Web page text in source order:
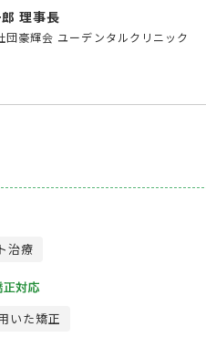
理事長
団豪輝会 ユーデンタルクリニック
治療
いた矯正